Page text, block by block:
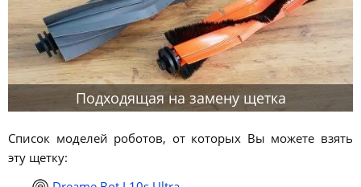
Подходящая на замену щетка
Список моделей роботов, от которых Вы можете взять
эту щетку: